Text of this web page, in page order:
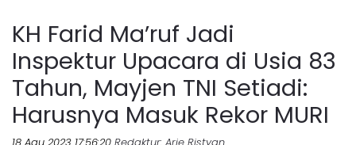
KH Farid Ma’ruf Jadi
Inspektur Upacara di Usia 83
Tahun, Mayjen TNI Setiadi:
Harusnya Masuk Rekor MURI